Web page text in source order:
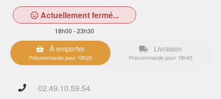
Actuellement fermé...
18h00 - 23h30
À emporter
Précommande pour 18h20
Livraison
Précommande pour 18h45
02.49.10.59.54